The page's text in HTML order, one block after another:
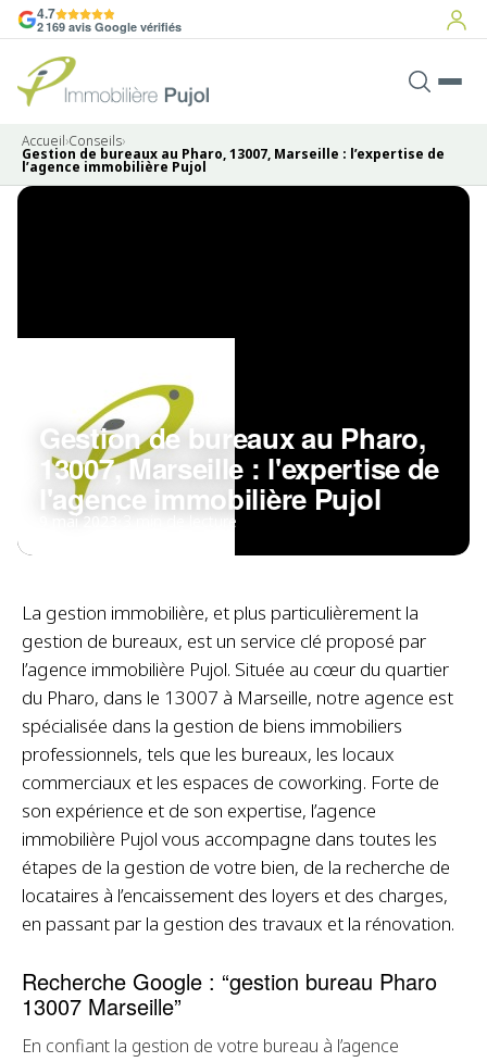
4.7
2 169 avis Google vérifiés
Accueil›Conseils›
Gestion de bureaux au Pharo, 13007, Marseille : l’expertise de
l’agence immobilière Pujol
Gestion de bureaux au Pharo,
13007, Marseille : l'expertise de
l'agence immobilière Pujol
9 mai 2023 3 min de lecture
La gestion immobilière, et plus particulièrement la
gestion de bureaux, est un service clé proposé par
l’agence immobilière Pujol. Située au cœur du quartier
du Pharo, dans le 13007 à Marseille, notre agence est
spécialisée dans la gestion de biens immobiliers
professionnels, tels que les bureaux, les locaux
commerciaux et les espaces de coworking. Forte de
son expérience et de son expertise, l’agence
immobilière Pujol vous accompagne dans toutes les
étapes de la gestion de votre bien, de la recherche de
locataires à l’encaissement des loyers et des charges,
en passant par la gestion des travaux et la rénovation.
Recherche Google : “gestion bureau Pharo
13007 Marseille”
En confiant la gestion de votre bureau à l’agence